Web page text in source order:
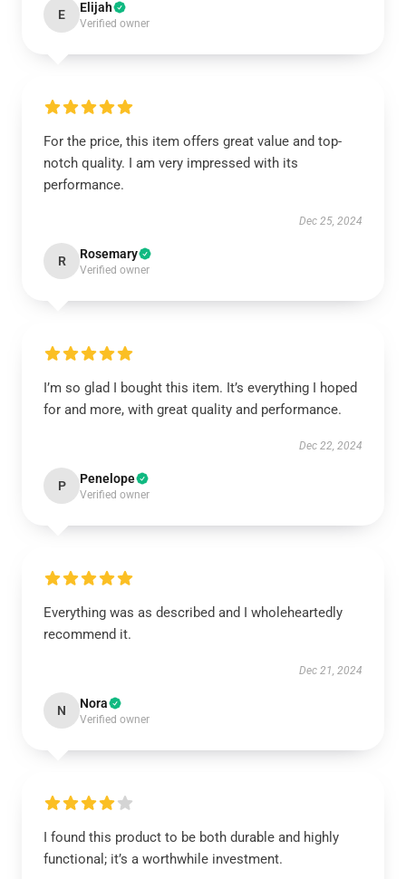
E Elijah
Verified owner
For the price, this item offers great value and top-
notch quality. I am very impressed with its
performance.
Dec 25, 2024
R Rosemary
Verified owner
I’m so glad I bought this item. It’s everything I hoped
for and more, with great quality and performance.
Dec 22, 2024
P Penelope
Verified owner
Everything was as described and I wholeheartedly
recommend it.
Dec 21, 2024
N Nora
Verified owner
I found this product to be both durable and highly
functional; it’s a worthwhile investment.